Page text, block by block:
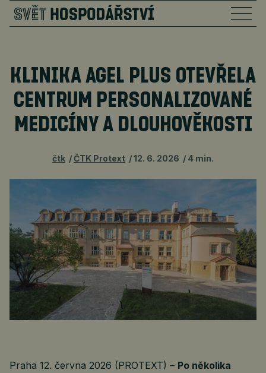
KLINIKA AGEL PLUS OTEVŘELA
CENTRUM PERSONALIZOVANÉ
MEDICÍNY A DLOUHOVĚKOSTI
čtk ČTK Protext 12. 6. 2026 4 min.
Praha 12. června 2026 (PROTEXT) – Po několika